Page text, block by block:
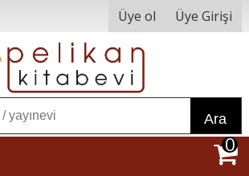
Üye ol Üye Girişi
Ara
0